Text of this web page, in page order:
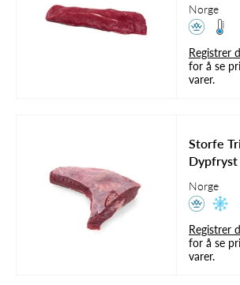
Norge
Registrer
for å se
varer.
Storfe
Dypfryst
Norge
Registrer
for å se
varer.